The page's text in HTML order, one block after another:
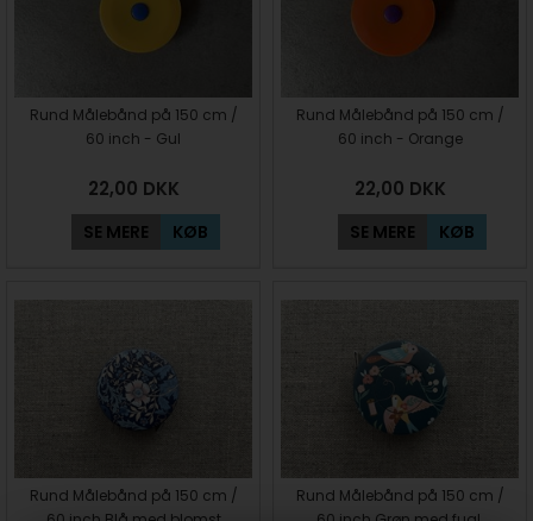
Rund Målebånd på 150 cm /
60 inch - Gul
22,00 DKK
SE MERE KØB
Rund Målebånd på 150 cm /
60 inch - Orange
22,00 DKK
SE MERE KØB
Rund Målebånd på 150 cm /
Rund Målebånd på 150 cm /